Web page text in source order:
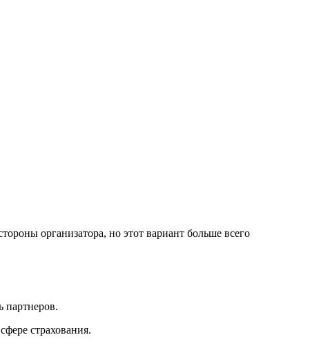
организатора, но этот вариант больше всего
партнеров.
страхования.